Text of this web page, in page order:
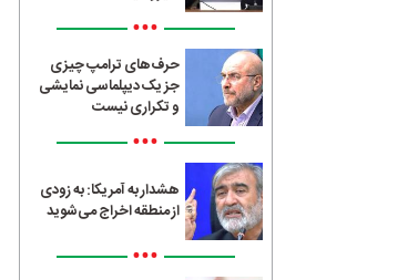
•••
حرف‌های ترامپ چیزی
جز یک دیپلماسی نمایشی
و تکراری نیست
•••
هشدار به آمریکا: به زودی
از منطقه اخراج می‌شوید
•••